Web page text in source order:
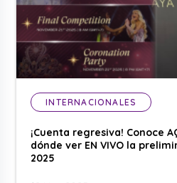
INTERNACIONALES
¡Cuenta regresiva! Conoce
dónde ver EN VIVO la
2025